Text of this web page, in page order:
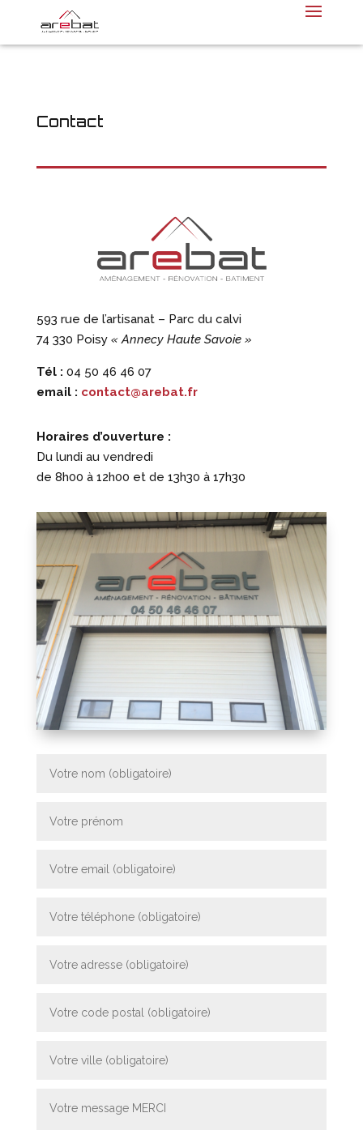
Contact
593 rue de l’artisanat – Parc du calvi
74 330 Poisy « Annecy Haute Savoie »
Tél : 04 50 46 46 07
email : contact@arebat.fr
Horaires d’ouverture :
Du lundi au vendredi
de 8h00 à 12h00 et de 13h30 à 17h30